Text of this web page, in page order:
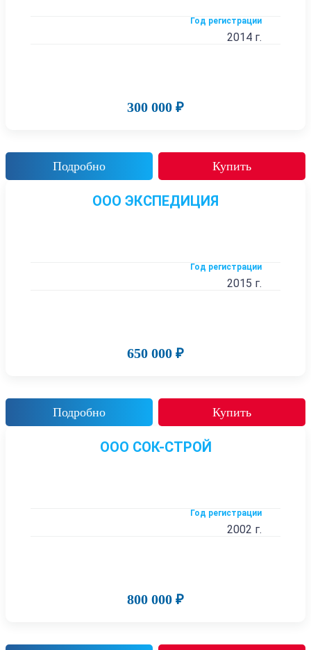
Год регистрации
2014 г.
300 000 ₽
Подробно Купить
ООО ЭКСПЕДИЦИЯ
Год регистрации
2015 г.
650 000 ₽
Подробно Купить
ООО СОК-СТРОЙ
Год регистрации
2002 г.
800 000 ₽